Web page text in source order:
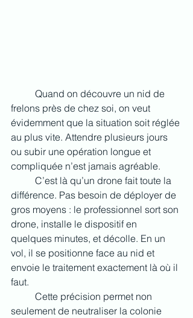
frelons près de chez soi, on veut
évidemment que la situation soit réglée
au plus vite. Attendre plusieurs jours
ou subir une opération longue et
compliquée n’est jamais agréable.
différence. Pas besoin de déployer de
gros moyens : le professionnel sort son
drone, installe le dispositif en
quelques minutes, et décolle. En un
vol, il se positionne face au nid et
envoie le traitement exactement là où il
faut.
seulement de neutraliser la colonie